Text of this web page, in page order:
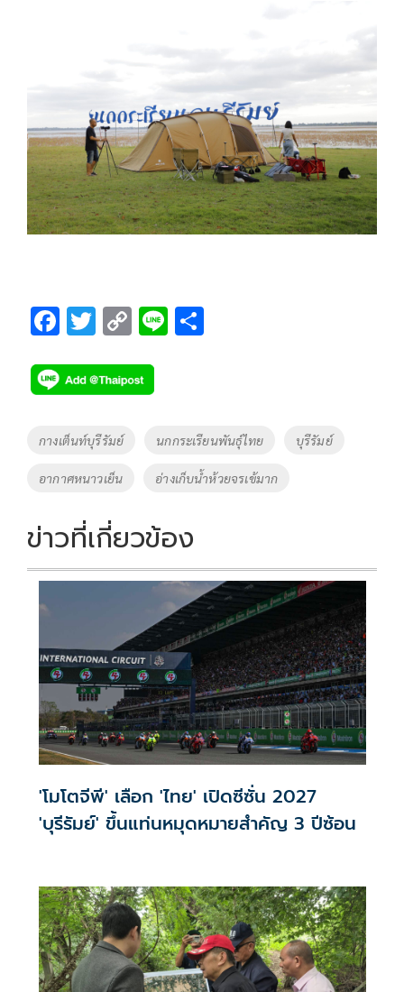
F
e
b
o
k
T
tt
er
C
p
y
Li
Tags
กางเต็นท์บุรีรัมย์ นกกระเรียนพันธุ์ไทย บุรีรัมย์
อากาศหนาวเย็น อ่างเก็บน้ำห้วยจรเข้มาก
ข่าวที่เกี่ยวข้อง
'โมโตจีพี' เลือก 'ไทย' เปิดซีซั่น 2027
'บุรีรัมย์' ขึ้นแท่นหมุดหมายสำคัญ 3 ปีซ้อน